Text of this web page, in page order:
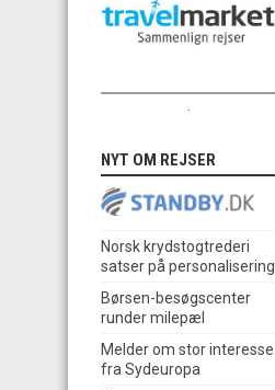
NYT OM REJSER
Norsk krydstogtrederi
satser på personalisering
Børsen-besøgscenter
runder milepæl
Melder om stor interesse
fra Sydeuropa